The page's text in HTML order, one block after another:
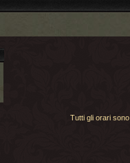
Tutti gli orari